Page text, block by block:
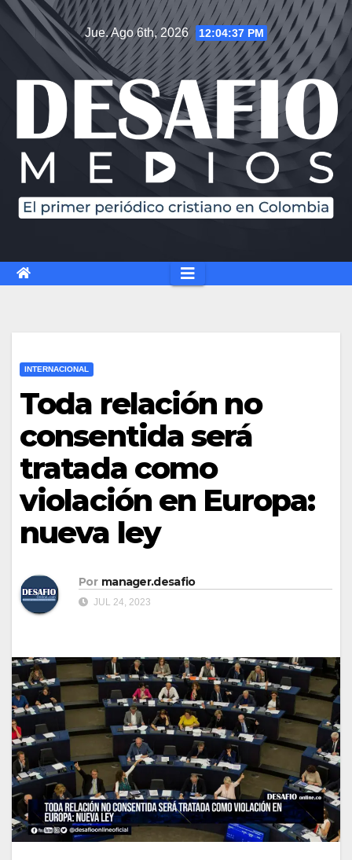
Jue. Ago 6th, 2026 12:04:38 PM
INTERNACIONAL
Toda relación no
consentida será
tratada como
violación en Europa:
nueva ley
Por manager.desafio
JUL 24, 2023